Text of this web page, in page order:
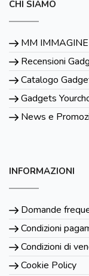
CHI SIAMO
MM IMMAGINE
Recensioni
Catalogo
Gadgets
News e
INFORMAZIONI
Domande
Condizioni
Condizioni di
Cookie Policy